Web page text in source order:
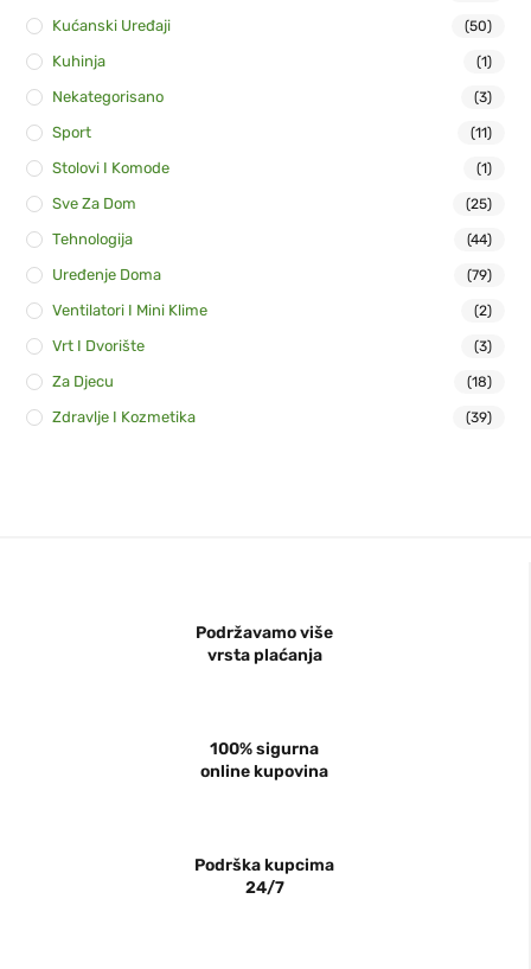
Kućanski Uređaji (50)
Kuhinja (1)
Nekategorisano (3)
Sport (11)
Stolovi I Komode (1)
Sve Za Dom (25)
Tehnologija (44)
Uređenje Doma (79)
Ventilatori I Mini Klime (2)
Vrt I Dvorište (3)
Za Djecu (18)
Zdravlje I Kozmetika (39)
Podržavamo više
vrsta plaćanja
100% sigurna
online kupovina
Podrška kupcima
24/7